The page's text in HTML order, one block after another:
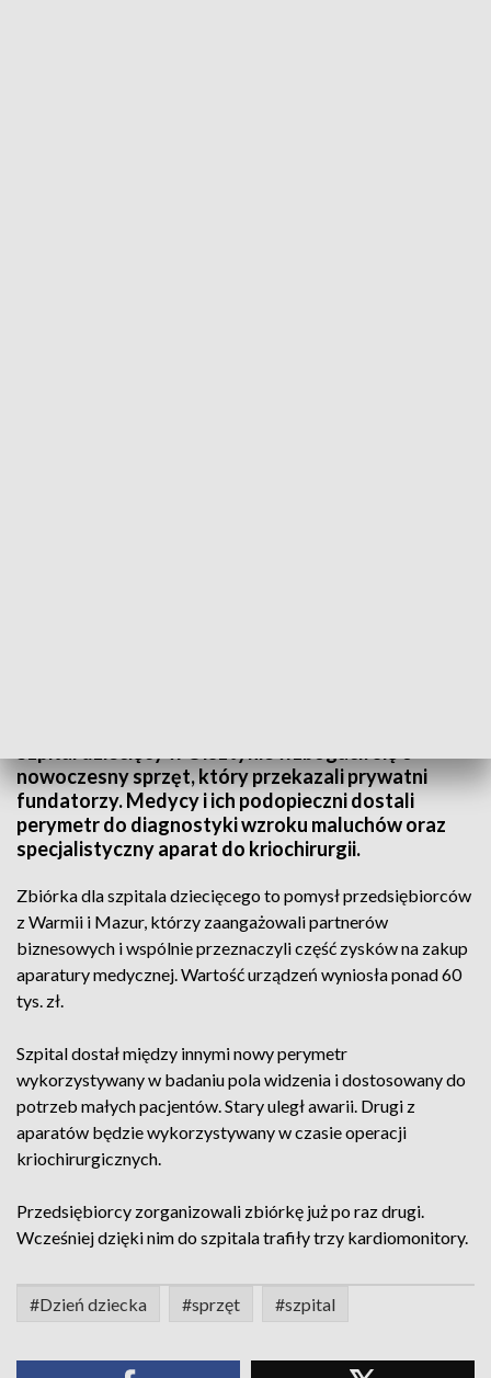
nowoczesny sprzęt, który przekazali prywatni
fundatorzy. Medycy i ich podopieczni dostali
perymetr do diagnostyki wzroku maluchów oraz
specjalistyczny aparat do kriochirurgii.
Zbiórka dla szpitala dziecięcego to pomysł przedsiębiorców
z Warmii i Mazur, którzy zaangażowali partnerów
biznesowych i wspólnie przeznaczyli część zysków na zakup
aparatury medycznej. Wartość urządzeń wyniosła ponad 60
tys. zł.
Szpital dostał między innymi nowy perymetr
wykorzystywany w badaniu pola widzenia i dostosowany do
potrzeb małych pacjentów. Stary uległ awarii. Drugi z
aparatów będzie wykorzystywany w czasie operacji
kriochirurgicznych.
Przedsiębiorcy zorganizowali zbiórkę już po raz drugi.
Wcześniej dzięki nim do szpitala trafiły trzy kardiomonitory.
#Dzień dziecka #sprzęt #szpital